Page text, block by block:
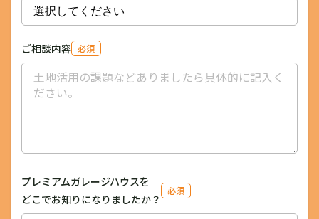
必須
ご相談内容
必須
プレミアムガレージハウスを
どこでお知りになりましたか？